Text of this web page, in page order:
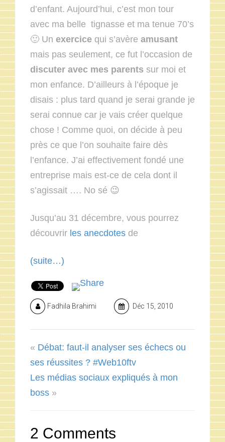
d’enfant. Aujourd’hui, c’est mon tour
avec ma belle tignasse et ma tenue 70’s
🙂 Un exercice qui s’avère amusant
mais pas seulement, ce fut l’occasion de
discuter avec mes parents sur moi et
mon enfance. D’ailleurs à l’époque je
disais : plus tard quand je serai grande je
serai connue car je vais créer quelque
chose ! Comme quoi, on décide à peu
près ce que l’on souhaite faire dès
l’enfance. J’ai effectivement fondé une
entreprise mais est-ce de cela dont il
s’agissait …. No sé 😉
Jusqu’au 31 décembre, vous pourrez
découvrir les anecdotes de
(suite…)
Fadhila Brahimi Déc 15, 2010
« Débat: faut-il analyser ses échecs ou
ses réussites ? #Web10ftv
Les médias sociaux expliqués à mon
boss »
2 Comments